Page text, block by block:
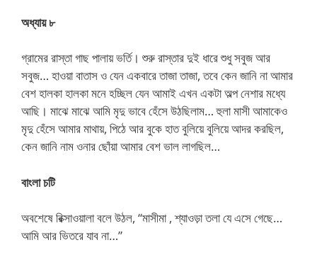
অধ্যায় ৮
গ্রামের রাস্তা গাছ পালায় ভর্তি। শুরু রাস্তার দুই ধারে শুধু সবুজ আর
সবুজ… হাওয়া বাতাস ও যেন একবারে তাজা তাজা, তবে কেন জানি না আমার
বেশ হালকা হালকা মনে হচ্ছিল যেন আমাই এখন একটা অল্প নেশার মধ্যে
আছি। মাঝে মাঝে আমি মৃদু ভাবে হেঁসে উঠছিলাম… হুলা মাসী আমাকেও
মৃদু হেঁসে আমার মাথায়, পিঠে আর বুকে হাত বুলিয়ে বুলিয়ে আদর করছিল,
কেন জানি নাম ওনার ছোঁয়া আমার বেশ ভাল লাগছিল…
​বাংলা চটি
অবশেষে রিক্সাওয়ালা বলে উঠল, “মাসীমা , শ্যাওড়া তলা যে এসে গেছে…
আমি আর ভিতরে যাব না…”